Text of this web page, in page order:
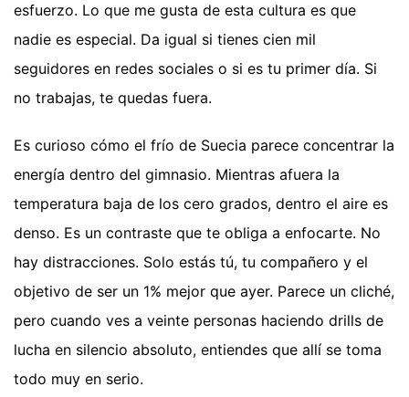
esfuerzo. Lo que me gusta de esta cultura es que
nadie es especial. Da igual si tienes cien mil
seguidores en redes sociales o si es tu primer día. Si
no trabajas, te quedas fuera.
Es curioso cómo el frío de Suecia parece concentrar la
energía dentro del gimnasio. Mientras afuera la
temperatura baja de los cero grados, dentro el aire es
denso. Es un contraste que te obliga a enfocarte. No
hay distracciones. Solo estás tú, tu compañero y el
objetivo de ser un 1% mejor que ayer. Parece un cliché,
pero cuando ves a veinte personas haciendo drills de
lucha en silencio absoluto, entiendes que allí se toma
todo muy en serio.